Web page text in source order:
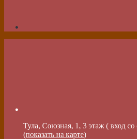
Тула, Союзная, 1, 3 этаж ( вход
(показать на карте)